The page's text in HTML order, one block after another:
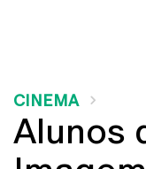
CINEMA
Alunos